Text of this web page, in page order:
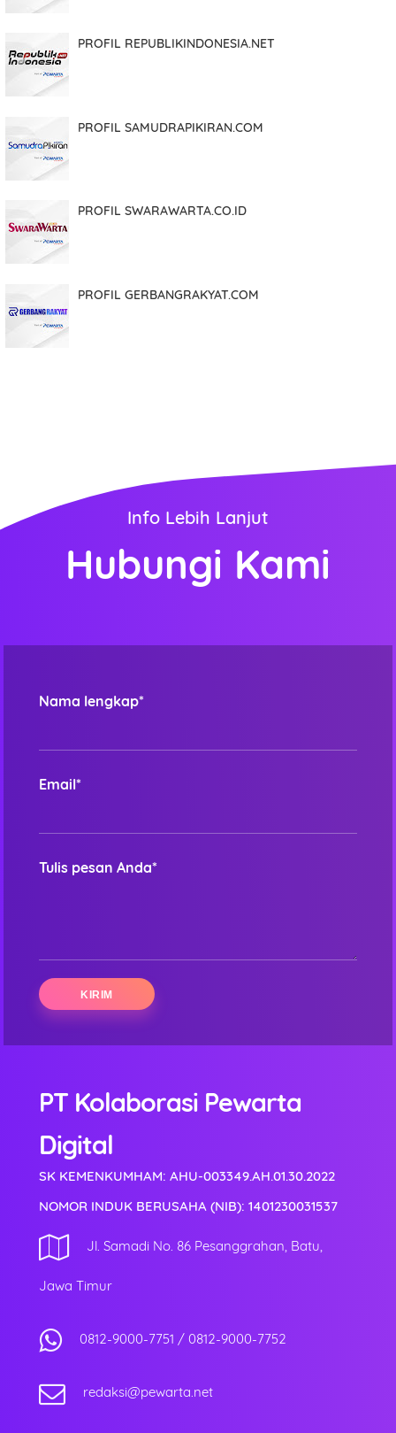
PROFIL REPUBLIKINDONESIA.NET
PROFIL SAMUDRAPIKIRAN.COM
PROFIL SWARAWARTA.CO.ID
PROFIL GERBANGRAKYAT.COM
Info Lebih Lanjut
Hubungi Kami
Nama lengkap*
Email*
Tulis pesan Anda*
PT Kolaborasi Pewarta
Digital
SK KEMENKUMHAM: AHU-003349.AH.01.30.2022
NOMOR INDUK BERUSAHA (NIB): 1401230031537
Jl. Samadi No. 86 Pesanggrahan, Batu,
Jawa Timur
0812-9000-7751 /0812-9000-7752
redaksi@pewarta.net